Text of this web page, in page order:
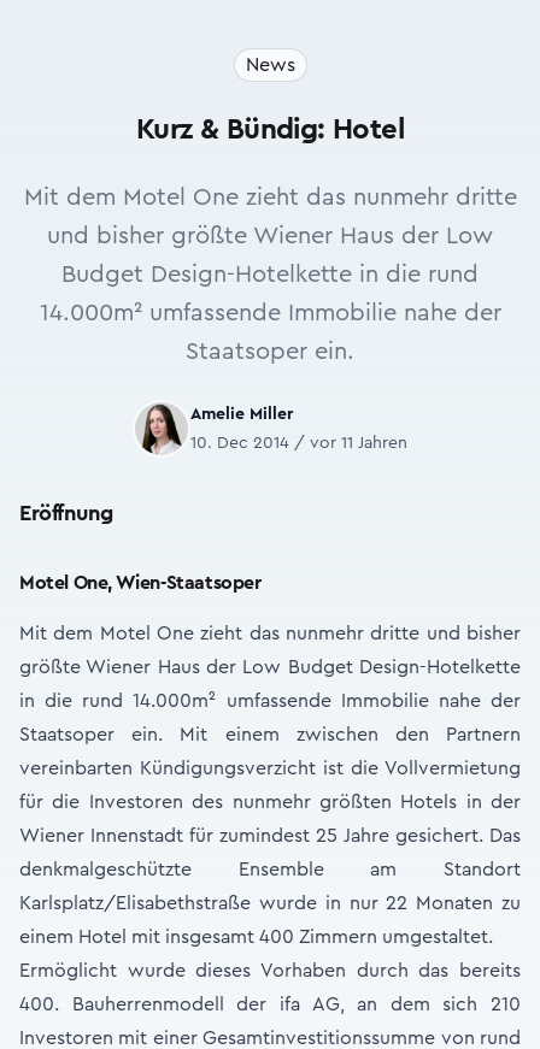
News
Kurz & Bündig: Hotel
Mit dem Motel One zieht das nunmehr dritte
und bisher größte Wiener Haus der Low
Budget Design-Hotelkette in die rund
14.000m² umfassende Immobilie nahe der
Staatsoper ein.
Amelie Miller
10. Dec 2014 / vor 11 Jahren
Eröffnung
Motel One, Wien-Staatsoper
Mit dem Motel One zieht das nunmehr dritte und bisher
größte Wiener Haus der Low Budget Design-Hotelkette
in die rund 14.000m² umfassende Immobilie nahe der
Staatsoper ein. Mit einem zwischen den Partnern
vereinbarten Kündigungsverzicht ist die Vollvermietung
für die Investoren des nunmehr größten Hotels in der
Wiener Innenstadt für zumindest 25 Jahre gesichert. Das
denkmalgeschützte Ensemble am Standort
Karlsplatz/Elisabethstraße wurde in nur 22 Monaten zu
einem Hotel mit insgesamt 400 Zimmern umgestaltet.
Ermöglicht wurde dieses Vorhaben durch das bereits
400. Bauherrenmodell der ifa AG, an dem sich 210
Investoren mit einer Gesamtinvestitionssumme von rund